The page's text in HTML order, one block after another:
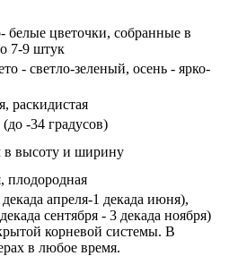
белые цветочки, собранные в
7-9 штук
- светло-зеленый, осень - ярко-
раскидистая
-34 градусов)
в высоту и ширину
плодородная
апреля-1 декада июня),
сентября - 3 декада ноября)
корневой системы. В
в любое время.